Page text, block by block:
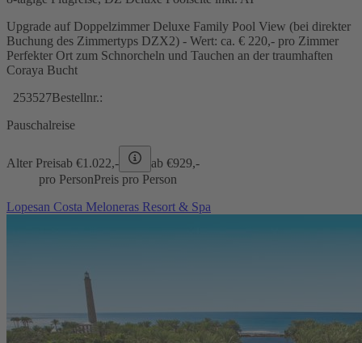
Upgrade auf Doppelzimmer Deluxe Family Pool View (bei direkter
Buchung des Zimmertyps DZX2) - Wert: ca. € 220,- pro Zimmer
Perfekter Ort zum Schnorcheln und Tauchen an der traumhaften
Coraya Bucht
253527Bestellnr.:
Pauschalreise
Alter Preisab €1.022,- ab €929,-
pro PersonPreis pro Person
Lopesan Costa Meloneras Resort & Spa